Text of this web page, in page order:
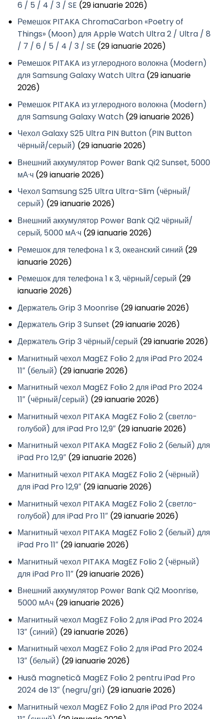
6 / 5 / 4 / 3 / SE (29 ianuarie 2026)
Ремешок PITAKA ChromaCarbon «Poetry of
Things» (Moon) для Apple Watch Ultra 2 / Ultra / 8
/ 7 / 6 / 5 / 4 / 3 / SE (29 ianuarie 2026)
Ремешок PITAKA из углеродного волокна (Modern)
для Samsung Galaxy Watch Ultra (29 ianuarie
2026)
Ремешок PITAKA из углеродного волокна (Modern)
для Samsung Galaxy Watch (29 ianuarie 2026)
Чехол Galaxy S25 Ultra PIN Button (PIN Button
чёрный/серый) (29 ianuarie 2026)
Внешний аккумулятор Power Bank Qi2 Sunset, 5000
мА·ч (29 ianuarie 2026)
Чехол Samsung S25 Ultra Ultra-Slim (чёрный/
серый) (29 ianuarie 2026)
Внешний аккумулятор Power Bank Qi2 чёрный/
серый, 5000 мА·ч (29 ianuarie 2026)
Ремешок для телефона 1 к 3, океанский синий (29
ianuarie 2026)
Ремешок для телефона 1 к 3, чёрный/серый (29
ianuarie 2026)
Держатель Grip 3 Moonrise (29 ianuarie 2026)
Держатель Grip 3 Sunset (29 ianuarie 2026)
Держатель Grip 3 чёрный/серый (29 ianuarie 2026)
Магнитный чехол MagEZ Folio 2 для iPad Pro 2024
11″ (белый) (29 ianuarie 2026)
Магнитный чехол MagEZ Folio 2 для iPad Pro 2024
11″ (чёрный/серый) (29 ianuarie 2026)
Магнитный чехол PITAKA MagEZ Folio 2 (светло-
голубой) для iPad Pro 12,9″ (29 ianuarie 2026)
Магнитный чехол PITAKA MagEZ Folio 2 (белый) для
iPad Pro 12,9″ (29 ianuarie 2026)
Магнитный чехол PITAKA MagEZ Folio 2 (чёрный)
для iPad Pro 12,9″ (29 ianuarie 2026)
Магнитный чехол PITAKA MagEZ Folio 2 (светло-
голубой) для iPad Pro 11″ (29 ianuarie 2026)
Магнитный чехол PITAKA MagEZ Folio 2 (белый) для
iPad Pro 11″ (29 ianuarie 2026)
Магнитный чехол PITAKA MagEZ Folio 2 (чёрный)
для iPad Pro 11″ (29 ianuarie 2026)
Внешний аккумулятор Power Bank Qi2 Moonrise,
5000 мАч (29 ianuarie 2026)
Магнитный чехол MagEZ Folio 2 для iPad Pro 2024
13″ (синий) (29 ianuarie 2026)
Магнитный чехол MagEZ Folio 2 для iPad Pro 2024
13″ (белый) (29 ianuarie 2026)
Husă magnetică MagEZ Folio 2 pentru iPad Pro
2024 de 13″ (negru/gri) (29 ianuarie 2026)
Магнитный чехол MagEZ Folio 2 для iPad Pro 2024